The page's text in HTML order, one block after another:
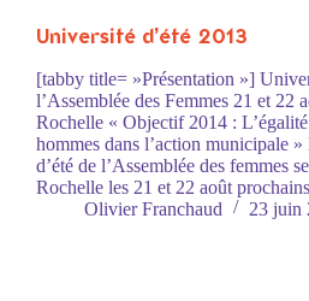
Université d’été 2013
[tabby title= »Présentation »]
l’Assemblée des Femmes 21 et 22
Rochelle « Objectif 2014 :
hommes dans l’action municipale
d’été de l’Assemblée des femmes
Rochelle les 21 et 22 août
Olivier Franchaud
23 juin